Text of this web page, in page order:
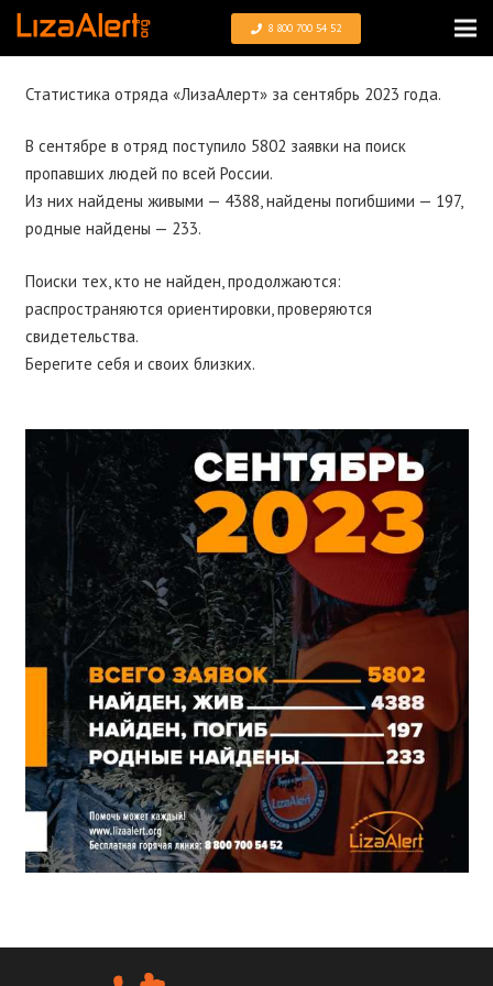
8 800 700 54 52
Статистика отряда «ЛизаАлерт» за сентябрь 2023 года.
В сентябре в отряд поступило 5802 заявки на поиск
пропавших людей по всей России.
Из них найдены живыми — 4388, найдены погибшими — 197,
родные найдены — 233.
Поиски тех, кто не найден, продолжаются:
распространяются ориентировки, проверяются
свидетельства.
Берегите себя и своих близких.